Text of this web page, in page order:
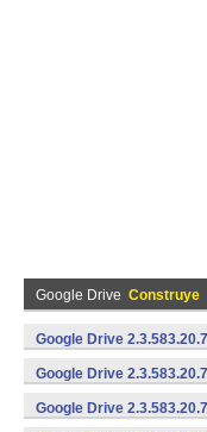
Google Drive Construye
Google Drive
Google Drive
Google Drive